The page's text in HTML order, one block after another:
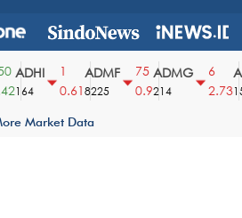
ADHI
164
0.61
ADMF
8225
75
0.9
ADMG
214
2.73
Market Data